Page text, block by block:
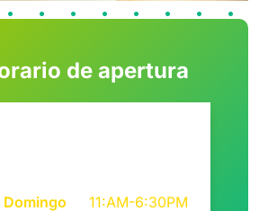
de apertura
Domingo 11:AM-6:30PM